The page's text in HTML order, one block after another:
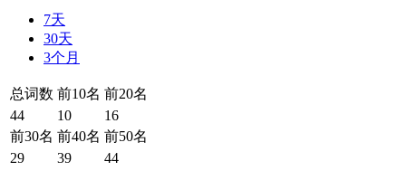
7天
30天
3个月
总词数 前10名 前20名
44
10
16
前30名 前40名 前50名
29
39 44